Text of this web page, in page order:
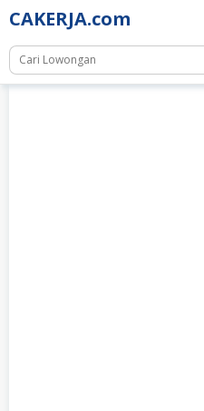
Skip
to
content
CAKERJA.com